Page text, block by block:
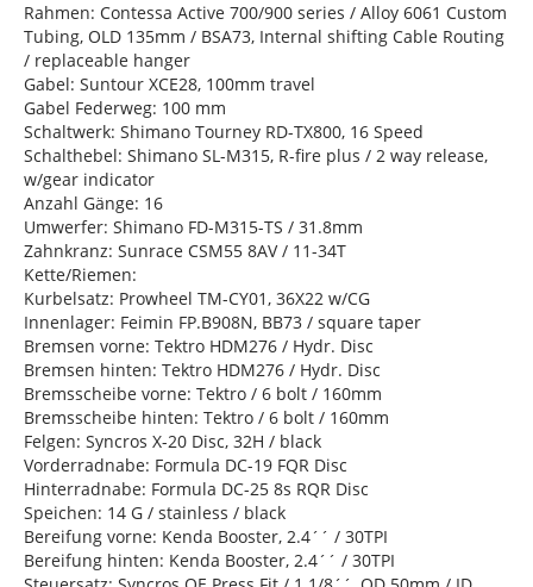
Rahmen: Contessa Active 700/900 series / Alloy 6061 Custom
Tubing, OLD 135mm / BSA73, Internal shifting Cable Routing
/ replaceable hanger
Gabel: Suntour XCE28, 100mm travel
Gabel Federweg: 100 mm
Schaltwerk: Shimano Tourney RD-TX800, 16 Speed
Schalthebel: Shimano SL-M315, R-fire plus / 2 way release,
w/gear indicator
Anzahl Gänge: 16
Umwerfer: Shimano FD-M315-TS / 31.8mm
Zahnkranz: Sunrace CSM55 8AV / 11-34T
Kette/Riemen:
Kurbelsatz: Prowheel TM-CY01, 36X22 w/CG
Innenlager: Feimin FP.B908N, BB73 / square taper
Bremsen vorne: Tektro HDM276 / Hydr. Disc
Bremsen hinten: Tektro HDM276 / Hydr. Disc
Bremsscheibe vorne: Tektro / 6 bolt / 160mm
Bremsscheibe hinten: Tektro / 6 bolt / 160mm
Felgen: Syncros X-20 Disc, 32H / black
Vorderradnabe: Formula DC-19 FQR Disc
Hinterradnabe: Formula DC-25 8s RQR Disc
Speichen: 14 G / stainless / black
Bereifung vorne: Kenda Booster, 2.4´´ / 30TPI
Bereifung hinten: Kenda Booster, 2.4´´ / 30TPI